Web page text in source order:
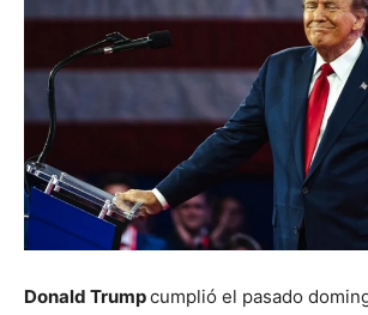
Donald Trumpcumplió el pasado